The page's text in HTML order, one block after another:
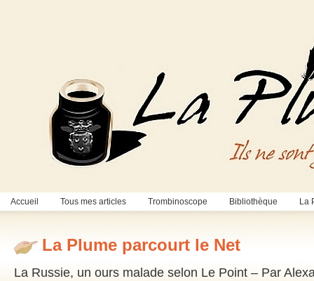
Accueil Tous mes articles Trombinoscope Bibliothèque La
La Plume parcourt le Net
La Russie, un ours malade selon Le Point – Par